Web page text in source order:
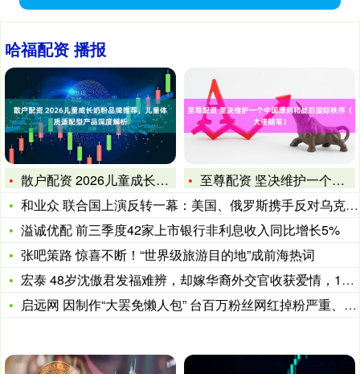
哈福配资 播报
散户配资 2026儿童成长奶粉品牌推荐，儿童体质适配型产品深
至尊配资 坚决维护一个中国原则和战后国际秩序（大使随笔）
和业众 联合国上演反转一幕：美国、俄罗斯携手反对乌克兰提案
溢诚优配 前三季度42家上市银行非利息收入同比增长5%
张吧策路 惊喜不断！“世界级旅游目的地”成前海热词
宏泰 48岁沈傲君发福难辨，却嫁华裔外交官收获爱情，15岁儿
启远网 因制作“大罢免懒人包” 台百万粉丝网红掉粉严重、广告